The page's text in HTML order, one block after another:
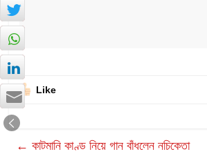
Like
← কাটমানি কাণ্ড নিয়ে গান বাঁধলেন নচিকেতা